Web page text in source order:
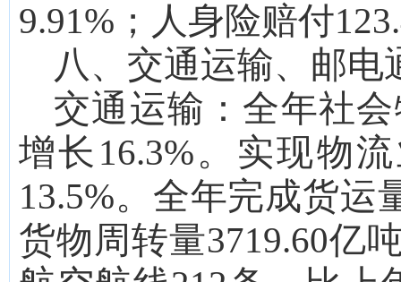
9.91%；人身险赔付
八、交通运输、邮电
交通运输： 全年社
增长 16.3%。实现物
13.5%。全年完成货运
货物周转量3719.60亿